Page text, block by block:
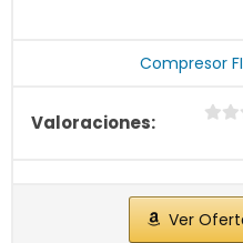
Compresor
Ver